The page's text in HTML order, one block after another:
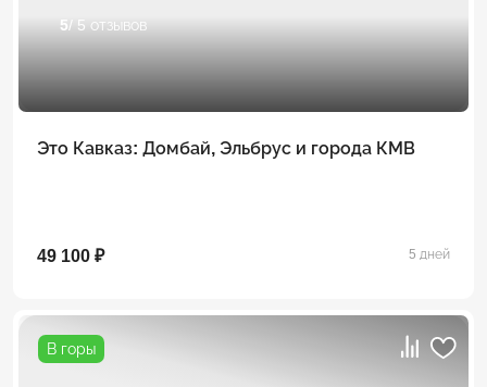
5/ 5 отзывов
Это Кавказ: Домбай, Эльбрус и города КМВ
49 100 ₽ 5 дней
В горы